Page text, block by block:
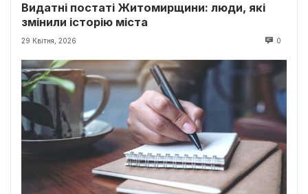
Видатні постаті Житомирщини: люди, які
змінили історію міста
29 Квітня, 2026 0